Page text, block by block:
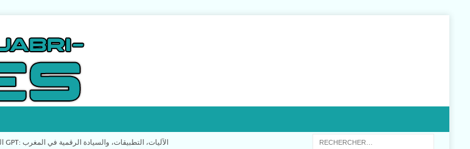
energy_sciences-TV الذكاء الاصطناعي من النشأة إلى ثورة GPT: الآليات، التطبيقات، والسيادة الرقمية في المغرب